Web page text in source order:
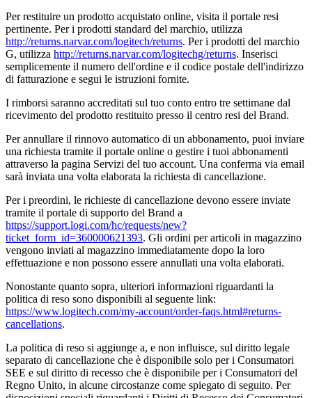
Per restituire un prodotto acquistato online, visita il portale resi
pertinente. Per i prodotti standard del marchio, utilizza
http://returns.narvar.com/logitech/returns. Per i prodotti del marchio
G, utilizza http://returns.narvar.com/logitechg/returns. Inserisci
semplicemente il numero dell'ordine e il codice postale dell'indirizzo
di fatturazione e segui le istruzioni fornite.
I rimborsi saranno accreditati sul tuo conto entro tre settimane dal
ricevimento del prodotto restituito presso il centro resi del Brand.
Per annullare il rinnovo automatico di un abbonamento, puoi inviare
una richiesta tramite il portale online o gestire i tuoi abbonamenti
attraverso la pagina Servizi del tuo account. Una conferma via email
sarà inviata una volta elaborata la richiesta di cancellazione.
Per i preordini, le richieste di cancellazione devono essere inviate
tramite il portale di supporto del Brand a
https://support.logi.com/hc/requests/new?
ticket_form_id=360000621393. Gli ordini per articoli in magazzino
vengono inviati al magazzino immediatamente dopo la loro
effettuazione e non possono essere annullati una volta elaborati.
Nonostante quanto sopra, ulteriori informazioni riguardanti la
politica di reso sono disponibili al seguente link:
https://www.logitech.com/my-account/order-faqs.html#returns-
cancellations.
La politica di reso si aggiunge a, e non influisce, sul diritto legale
separato di cancellazione che è disponibile solo per i Consumatori
SEE e sul diritto di recesso che è disponibile per i Consumatori del
Regno Unito, in alcune circostanze come spiegato di seguito. Per